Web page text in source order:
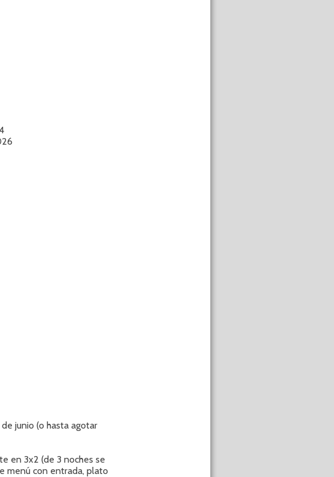
junio (o hasta agotar
en 3x2 (de 3 noches se
menú con entrada, plato